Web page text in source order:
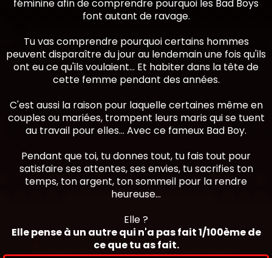
féminine afin de comprendre pourquoi les Bad Boys
font autant de ravage.
Tu vas comprendre pourquoi certains hommes
peuvent disparaître du jour au lendemain une fois qu'ils
ont eu ce qu'ils voulaient... Et habiter dans la tête de
cette femme pendant des années.
C'est aussi la raison pour laquelle certaines même en
couples ou mariées, trompent leurs maris qui se tuent
au travail pour elles... Avec ce fameux Bad Boy.
Pendant que toi, tu donnes tout, tu fais tout pour
satisfaire ses attentes, ses envies, tu sacrifies ton
temps, ton argent, ton sommeil pour la rendre
heureuse...
Elle ?
Elle pense à un autre qui n'a pas fait 1/100ème de
ce que tu as fait.